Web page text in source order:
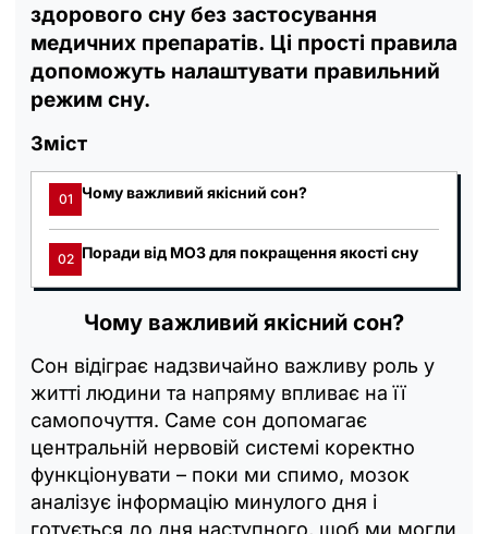
здорового сну без застосування
медичних препаратів. Ці прості правила
допоможуть налаштувати правильний
режим сну.
Зміст
01 Чому важливий якісний сон?
02 Поради від МОЗ для покращення якості сну
Чому важливий якісний сон?
Сон відіграє надзвичайно важливу роль у
житті людини та напряму впливає на її
самопочуття. Саме сон допомагає
центральній нервовій системі коректно
функціонувати – поки ми спимо, мозок
аналізує інформацію минулого дня і
готується до дня наступного, щоб ми могли